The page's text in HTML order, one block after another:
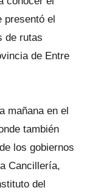
presentó el
de rutas
de Entre
mañana en el
también
los gobiernos
Cancillería,
del